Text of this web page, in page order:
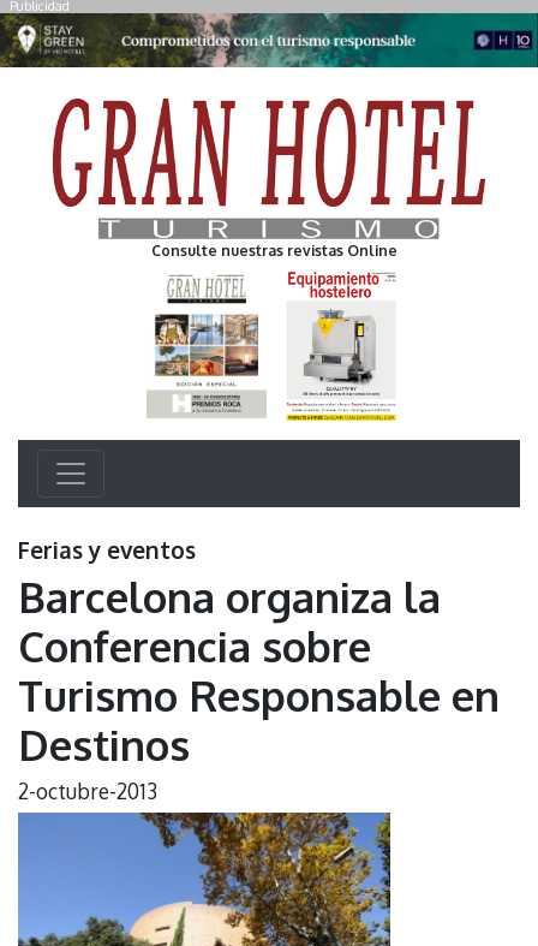
Publicidad
Consulte nuestras revistas Online
Ferias y eventos
Barcelona organiza la
Conferencia sobre
Turismo Responsable en
Destinos
2-octubre-2013